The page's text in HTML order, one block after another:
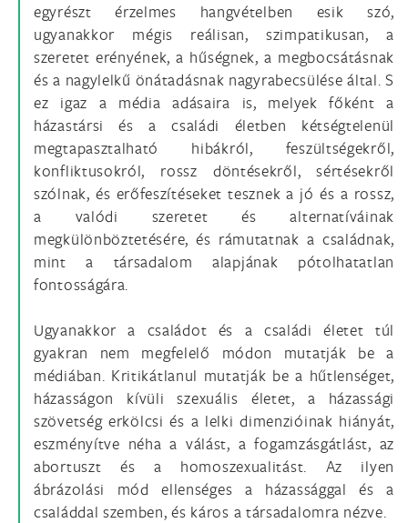
egyrészt érzelmes hangvételben esik szó,
ugyanakkor mégis reálisan, szimpatikusan, a
szeretet erényének, a hűségnek, a megbocsátásnak
és a nagylelkű önátadásnak nagyrabecsülése által. S
ez igaz a média adásaira is, melyek főként a
házastársi és a családi életben kétségtelenül
megtapasztalható hibákról, feszültségekről,
konfliktusokról, rossz döntésekről, sértésekről
szólnak, és erőfeszítéseket tesznek a jó és a rossz,
a valódi szeretet és alternatíváinak
megkülönböztetésére, és rámutatnak a családnak,
mint a társadalom alapjának pótolhatatlan
fontosságára.
Ugyanakkor a családot és a családi életet túl
gyakran nem megfelelő módon mutatják be a
médiában. Kritikátlanul mutatják be a hűtlenséget,
házasságon kívüli szexuális életet, a házassági
szövetség erkölcsi és a lelki dimenzióinak hiányát,
eszményítve néha a válást, a fogamzásgátlást, az
abortuszt és a homoszexualitást. Az ilyen
ábrázolási mód ellenséges a házassággal és a
családdal szemben, és káros a társadalomra nézve.